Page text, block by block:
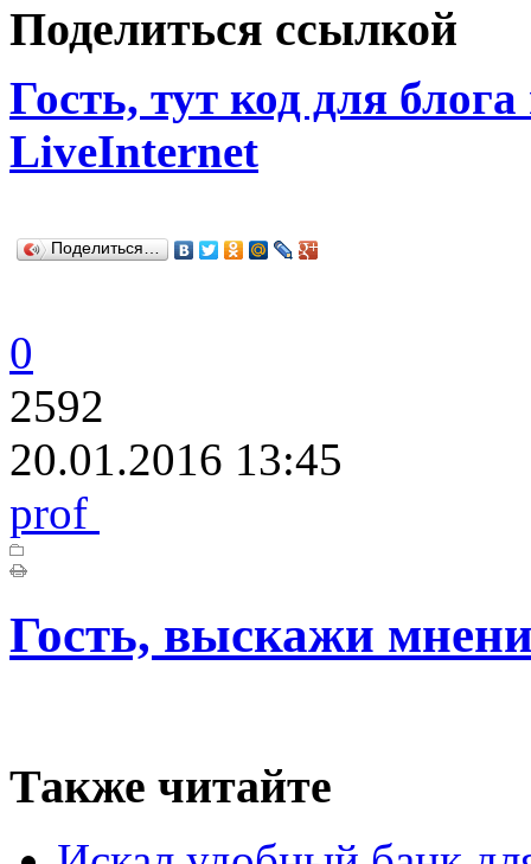
Поделиться ссылкой
Гость, тут код для
LiveInternet
Поделиться…
0
2592
20.01.2016 13:45
prof
Гость, выскажи
Также читайте